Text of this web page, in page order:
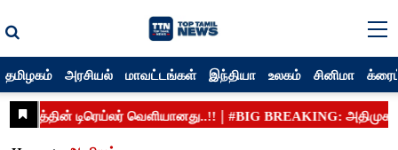
தமிழகம் அரசியல் மாவட்டங்கள் இந்தியா உலகம் சினிமா